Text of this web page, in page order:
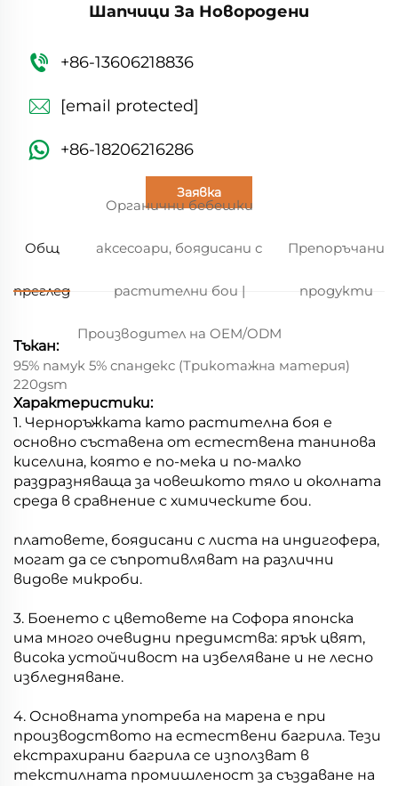
Шапчици За Новородени
+86-13606218836
[email protected]
+86-18206216286
Заявка
Общ
преглед
Органични бебешки
аксесоари, боядисани с
растителни бои |
Производител на OEM/ODM
Препоръчани
продукти
Тъкан:
95% памук 5% спандекс (Трикотажна материя)
220gsm
Характеристики:
1. Черноръжката като растителна боя е
основно съставена от естествена танинова
киселина, която е по-мека и по-малко
раздразняваща за човешкото тяло и околната
среда в сравнение с химическите бои.
платовете, боядисани с листа на индигофера,
могат да се съпротивляват на различни
видове микроби.
3. Боенето с цветовете на Софора японска
има много очевидни предимства: ярък цвят,
висока устойчивост на избеляване и не лесно
избледняване.
4. Основната употреба на марена е при
производството на естествени багрила. Тези
екстрахирани багрила се използват в
текстилната промишленост за създаване на